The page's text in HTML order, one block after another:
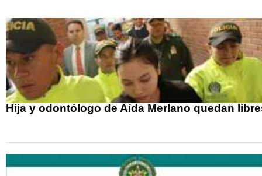
Hija y odontólogo de Aída Merlano quedan